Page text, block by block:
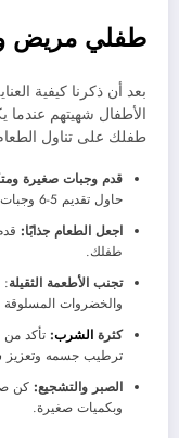
طفلي مريض
بعد أن ذكرنا كيفية
الأطفال شهيتهم
طفلك على تناول
قدم وجبات صغيرة
حاول تقديم 5-6 وجبات صغيرة لطفلك.
اجعل الطعام جذابًا:
طفلك.
تجنب الأطعمة الثقيلة:
والخضروات المسلوقة
كثرة الشرب: تأكد
ترطيب جسمه وتعزيز
الصبر والتشجيع: كن
وبكميات صغيرة.